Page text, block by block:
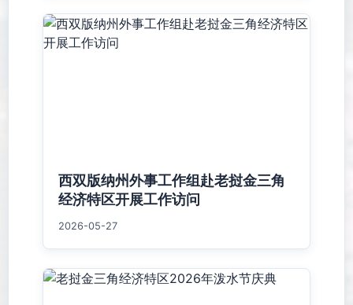
西双版纳州外事工作组赴老挝金三角
经济特区开展工作访问
2026-05-27